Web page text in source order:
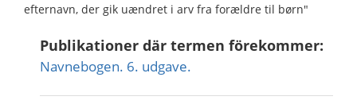
efternavn, der gik uændret i arv fra forældre til børn"
Publikationer där termen förekommer:
Navnebogen. 6. udgave.